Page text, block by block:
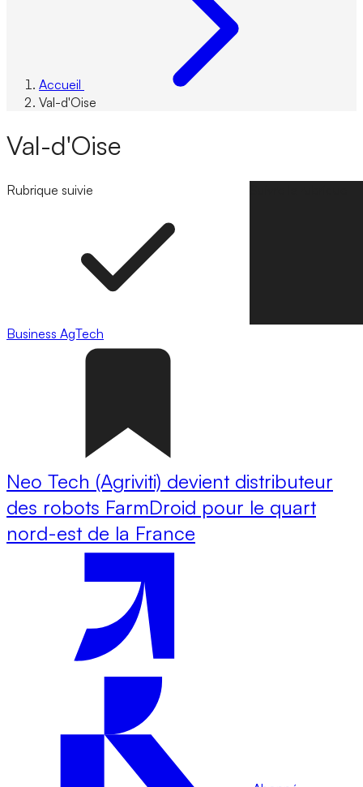
Accueil
Val-d'Oise
Val-d'Oise
Rubrique suivie
Business AgTech
Neo Tech (Agriviti) devient distributeur
des robots FarmDroid pour le quart
nord-est de la France